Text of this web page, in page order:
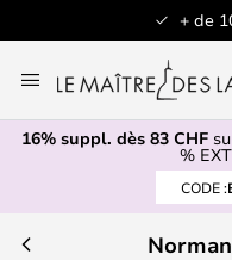
+ de
au
contenu
16% suppl. dès 83 CHF
%
CODE :